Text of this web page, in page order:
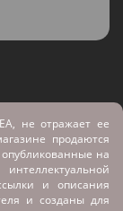
не отражает ее
продаются
на
и описания
и созданы для